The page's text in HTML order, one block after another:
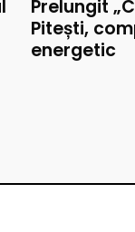
Prelungit
Pitești,
energetic